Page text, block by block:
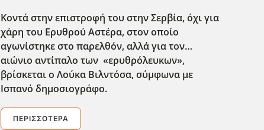
Κοντά στην επιστροφή του στην Σερβία, όχι για
χάρη του Ερυθρού Αστέρα, στον οποίο
αγωνίστηκε στο παρελθόν, αλλά για τον…
αιώνιο αντίπαλο των «ερυθρόλευκων»,
βρίσκεται ο Λούκα Βιλντόσα, σύμφωνα με
Ισπανό δημοσιογράφο.
ΠΕΡΙΣΣΌΤΕΡΑ